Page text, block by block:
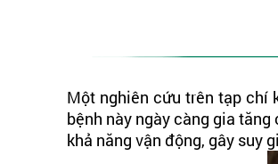
Một nghiên cứu trên tạp chí
bệnh này ngày càng gia
khả năng vận động, gây suy